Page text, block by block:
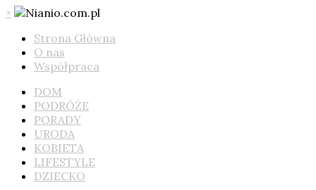
×
Strona Główna
O nas
Współpraca
DOM
PODRÓŻE
PORADY
URODA
KOBIETA
LIFESTYLE
DZIECKO